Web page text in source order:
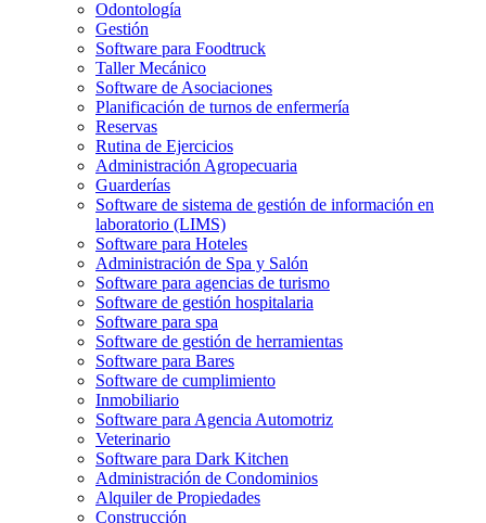
Odontología
Gestión
Software para Foodtruck
Taller Mecánico
Software de Asociaciones
Planificación de turnos de enfermería
Reservas
Rutina de Ejercicios
Administración Agropecuaria
Guarderías
Software de sistema de gestión de información en
laboratorio (LIMS)
Software para Hoteles
Administración de Spa y Salón
Software para agencias de turismo
Software de gestión hospitalaria
Software para spa
Software de gestión de herramientas
Software para Bares
Software de cumplimiento
Inmobiliario
Software para Agencia Automotriz
Veterinario
Software para Dark Kitchen
Administración de Condominios
Alquiler de Propiedades
Construcción